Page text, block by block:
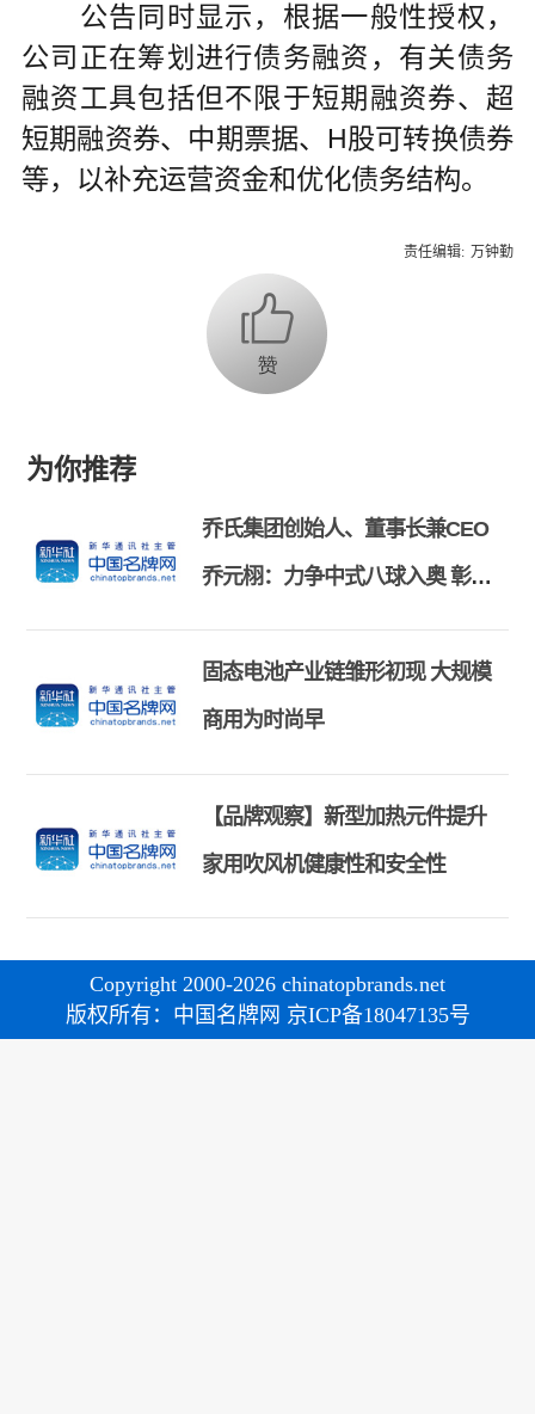
公告同时显示，根据一般性授权，
公司正在筹划进行债务融资，有关债务
融资工具包括但不限于短期融资券、超
短期融资券、中期票据、H股可转换债券
等，以补充运营资金和优化债务结构。
责任编辑: 万钟勤
为你推荐
乔氏集团创始人、董事长兼CEO
乔元栩：力争中式八球入奥 彰显
和合共生精神
固态电池产业链雏形初现 大规模
商用为时尚早
【品牌观察】新型加热元件提升
家用吹风机健康性和安全性
Copyright 2000-2026 chinatopbrands.net
版权所有：中国名牌网 京ICP备18047135号